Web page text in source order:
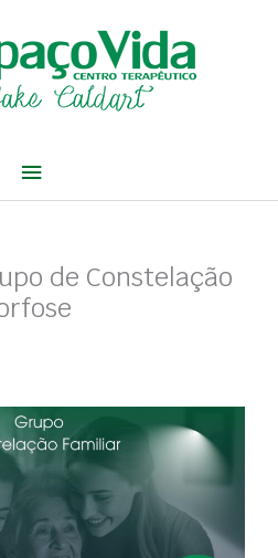
principal
de Constelação